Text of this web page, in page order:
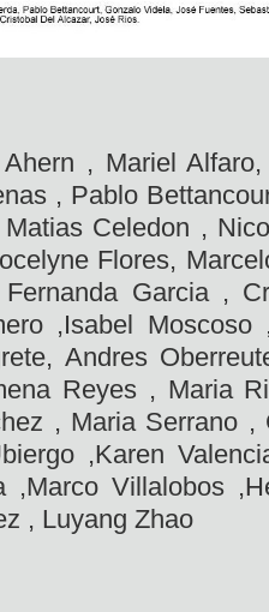
, Mariel
, Pablo
Celedon ,
Flores,
Garcia ,
,Isabel Moscoso
Andres
Reyes , Maria
, Maria Serrano ,
,Karen
,Marco Villalobos
, Luyang Zhao